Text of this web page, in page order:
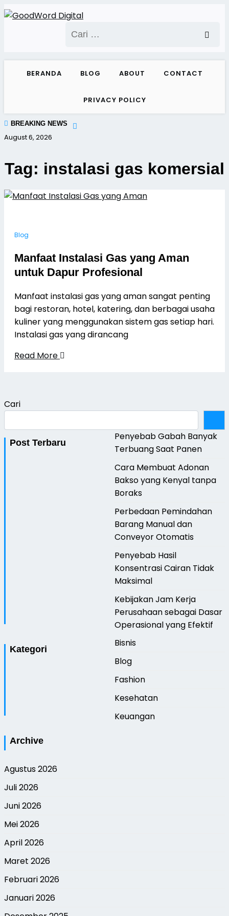
Skip
untuk:
BERANDA BLOG ABOUT CONTACT
PRIVACY POLICY
BREAKING NEWS
August 6, 2026
Tag: instalasi gas komersial
Blog
Manfaat Instalasi Gas yang Aman
untuk Dapur Profesional
Manfaat instalasi gas yang aman sangat penting
bagi restoran, hotel, katering, dan berbagai usaha
kuliner yang menggunakan sistem gas setiap hari.
Instalasi gas yang dirancang
Read More
Cari
Post Terbaru
Penyebab Gabah Banyak
Terbuang Saat Panen
Cara Membuat Adonan
Bakso yang Kenyal tanpa
Boraks
Perbedaan Pemindahan
Barang Manual dan
Conveyor Otomatis
Penyebab Hasil
Konsentrasi Cairan Tidak
Maksimal
Kebijakan Jam Kerja
Perusahaan sebagai Dasar
Operasional yang Efektif
Kategori
Bisnis
Blog
Fashion
Kesehatan
Keuangan
Archive
Agustus 2026
Juli 2026
Juni 2026
Mei 2026
April 2026
Maret 2026
Februari 2026
Januari 2026